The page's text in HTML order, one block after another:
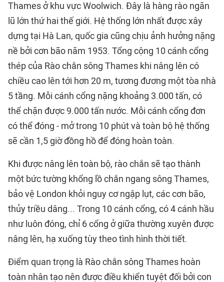
Thames ở khu vực Woolwich. Đây là hàng rào ngăn
lũ lớn thứ hai thế giới. Hệ thống lớn nhất được xây
dựng tại Hà Lan, quốc gia cũng chịu ảnh hưởng nặng
nề bởi cơn bão năm 1953. Tổng cộng 10 cánh cổng
thép của Rào chắn sông Thames khi nâng lên có
chiều cao lên tới hơn 20 m, tương đương một tòa nhà
5 tầng. Mỗi cánh cổng nặng khoảng 3.000 tấn, có
thể chặn được 9.000 tấn nước. Mỗi cánh cổng đơn
có thể đóng - mở trong 10 phút và toàn bộ hệ thống
sẽ cần 1,5 giờ đồng hồ để đóng hoàn toàn.
Khi được nâng lên toàn bộ, rào chắn sẽ tạo thành
một bức tường khổng lồ chắn ngang sông Thames,
bảo vệ London khỏi nguy cơ ngập lụt, các cơn bão,
thủy triều dâng... Trong 10 cánh cổng, có 4 cánh hầu
như luôn đóng, chỉ 6 cổng ở giữa thường xuyên được
nâng lên, hạ xuống tùy theo tình hình thời tiết.
Điểm quan trọng là Rào chắn sông Thames hoàn
toàn nhân tạo nên được điều khiển tuyệt đối bởi con